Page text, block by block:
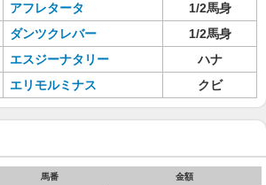
アフレタータ
1/2馬身
ダンツクレバー
1/2馬身
エスジーナタリー
ハナ
エリモルミナス クビ
馬番 金額